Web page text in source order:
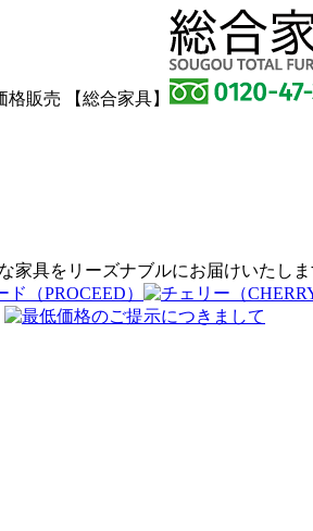
販売 【総合家具】